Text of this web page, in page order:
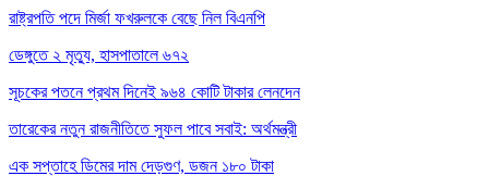
রাষ্ট্রপতি পদে মির্জা ফখরুলকে বেছে নিল বিএনপি
ডেঙ্গুতে ২ মৃত্যু, হাসপাতালে ৬৭২
সূচকের পতনে প্রথম দিনেই ৯৬৪ কোটি টাকার লেনদেন
তারেকের নতুন রাজনীতিতে সুফল পাবে সবাই: অর্থমন্ত্রী
এক সপ্তাহে ডিমের দাম দেড়গুণ, ডজন ১৮০ টাকা